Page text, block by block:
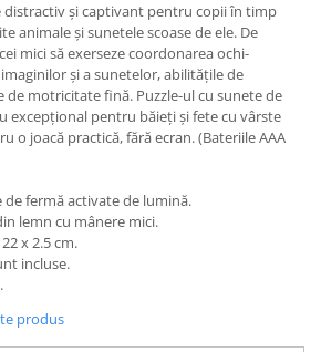
distractiv și captivant pentru copii în timp
animale și sunetele scoase de ele. De
mici să exerseze coordonarea ochi-
și a sunetelor, abilitățile de
de motricitate fină. Puzzle-ul cu sunete de
excepțional pentru băieți și fete cu vârste
o joacă practică, fără ecran. (Bateriile AAA
de fermă activate de lumină.
lemn cu mânere mici.
x 2.5 cm.
incluse.
produs